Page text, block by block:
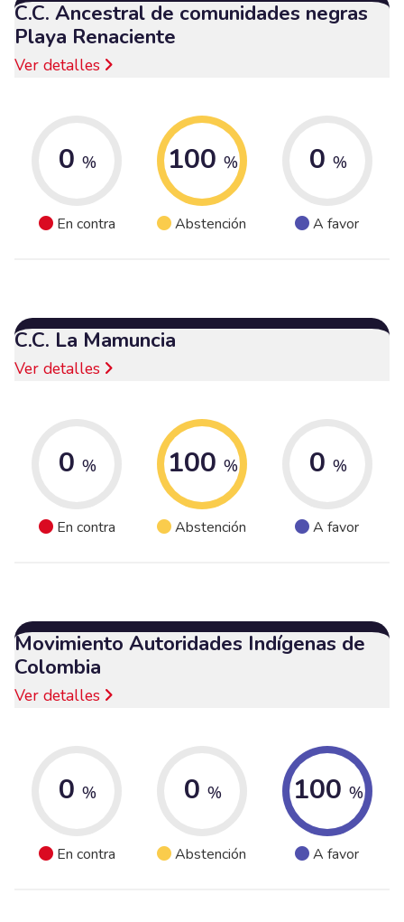
C.C. Ancestral de comunidades negras
Playa Renaciente
Ver detalles
0 %
En contra
100 %
Abstención
0 %
A favor
C.C. La Mamuncia
Ver detalles
0 %
En contra
100 %
Abstención
0 %
A favor
Movimiento Autoridades Indígenas de
Colombia
Ver detalles
0 %
En contra
0 %
Abstención
100 %
A favor